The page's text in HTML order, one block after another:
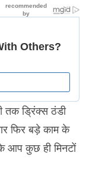
तक ड्रिंक्स ठंडी
फिर बड़े काम के
आप कुछ ही मिनटों